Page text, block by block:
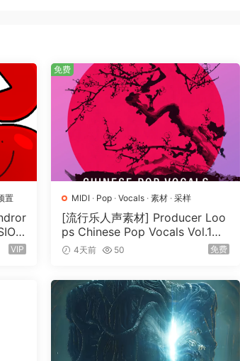
是精心挑选的声音，使声音设计师能够为预
的必备工具包。Designed 系列提供即用型强
那些想要更多控制的人来说，Construction
己独特的音景。
都能提供精确性和多功能性，因此您可以交
可以处理此文件类型的软件中导入和使用它
文件描述和关键词，以便快速找到您正在寻找
置
VIP
MIDI · Pop ·Vocals ·素材 ·采样
[流行乐人声素材] Producer Loo
ps Chinese Pop Vocals Vol.1
[WAV, MiDi, REX]（3.21GB）
4天前 50 免费
免费